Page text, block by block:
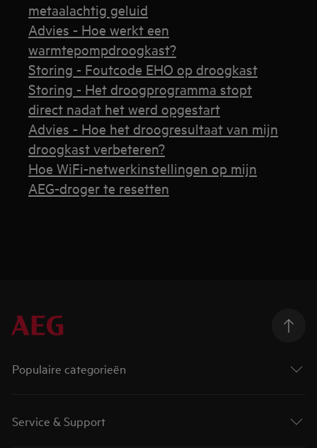
metaalachtig geluid
Advies - Hoe werkt een
warmtepompdroogkast?
Storing - Foutcode EHO op droogkast
Storing - Het droogprogramma stopt
direct nadat het werd opgestart
Advies - Hoe het droogresultaat van mijn
droogkast verbeteren?
Hoe WiFi-netwerkinstellingen op mijn
AEG-droger te resetten
Populaire categorieën
Service & Support